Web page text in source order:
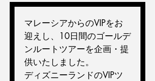
マレーシアからのVIPをお
迎えし、10日間のゴールデ
ンルートツアーを企画・提
供いたしました。
ディズニーランドのVIPツ